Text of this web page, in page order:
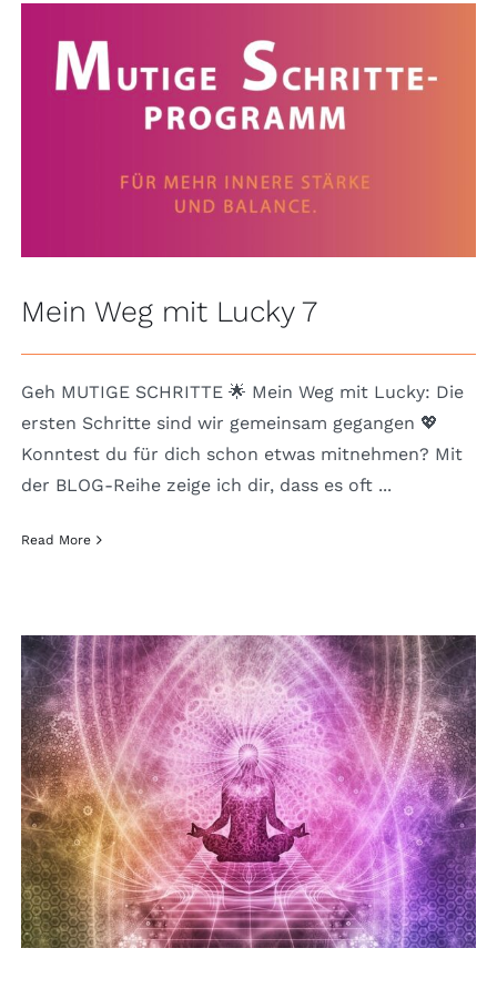
Mein Weg mit Lucky 7
Geh MUTIGE SCHRITTE 🌟 Mein Weg mit Lucky: Die
ersten Schritte sind wir gemeinsam gegangen 💖
Konntest du für dich schon etwas mitnehmen? Mit
der BLOG-Reihe zeige ich dir, dass es oft ...
Read More